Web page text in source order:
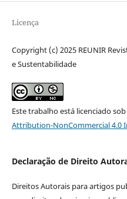
Licença
Copyright (c) 2025 REUNIR
e Sustentabilidade
Este trabalho está licenciado
Attribution-NonCommercial 4.0
Declaração de Direito
Direitos Autorais para artigos